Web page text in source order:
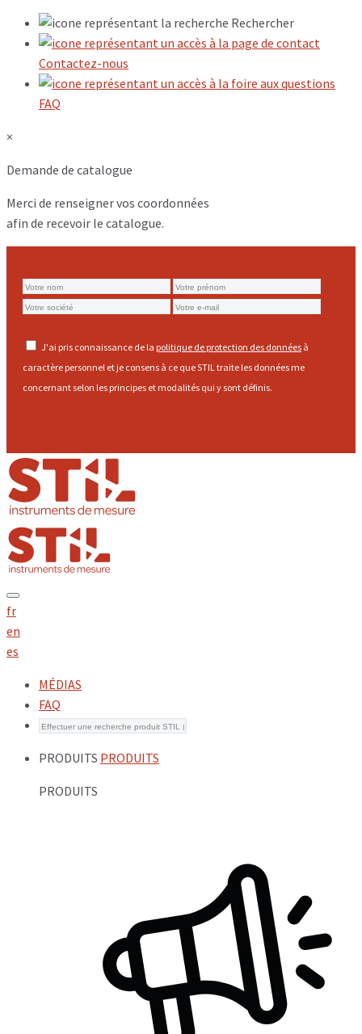
Rechercher
Contactez-nous
FAQ
×
Demande de catalogue
Merci de renseigner vos coordonnées
afin de recevoir le catalogue.
J'ai pris connaissance de la politique de protection des données à
caractère personnel et je consens à ce que STIL traite les données me
concernant selon les principes et modalités qui y sont définis.
fr
en
es
MÉDIAS
FAQ
PRODUITS PRODUITS
PRODUITS